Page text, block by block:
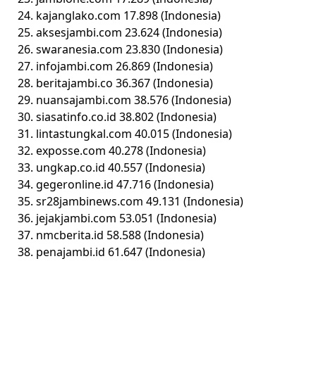
24. kajanglako.com 17.898 (Indonesia)
25. aksesjambi.com 23.624 (Indonesia)
26. swaranesia.com 23.830 (Indonesia)
27. infojambi.com 26.869 (Indonesia)
28. beritajambi.co 36.367 (Indonesia)
29. nuansajambi.com 38.576 (Indonesia)
30. siasatinfo.co.id 38.802 (Indonesia)
31. lintastungkal.com 40.015 (Indonesia)
32. exposse.com 40.278 (Indonesia)
33. ungkap.co.id 40.557 (Indonesia)
34. gegeronline.id 47.716 (Indonesia)
35. sr28jambinews.com 49.131 (Indonesia)
36. jejakjambi.com 53.051 (Indonesia)
37. nmcberita.id 58.588 (Indonesia)
38. penajambi.id 61.647 (Indonesia)